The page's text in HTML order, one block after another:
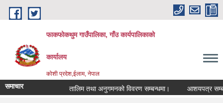
Skip to main content
फाकफोकथुम गाउँपालिका, गाँउ कार्यपालिकाको
कार्यालय
कोशी प्रदेश,ईलाम, नेपाल
समाचार तालिम तथा अनुगमनको विवरण सम्बन्धमा। आशयपत्र